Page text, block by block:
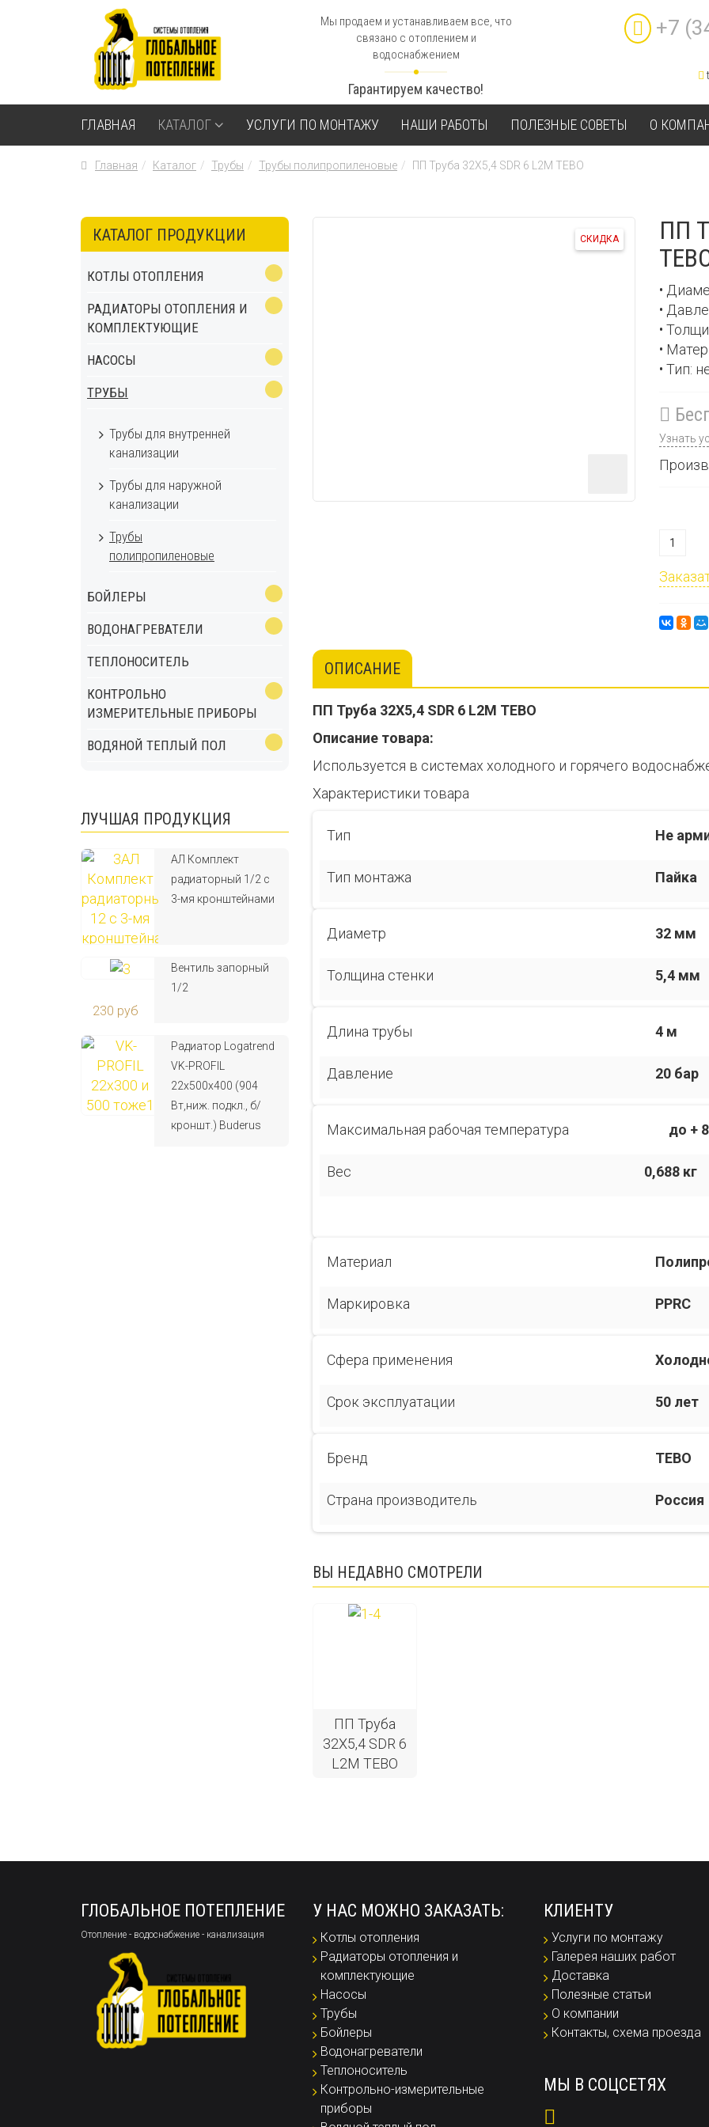
Мы продаем и устанавливаем все, что
связано с отоплением и
водоснабжением
Гарантируем качество!
+7
ГЛАВНАЯ КАТАЛОГ УСЛУГИ ПО МОНТАЖУ НАШИ РАБОТЫ ПОЛЕЗНЫЕ СОВЕТЫ О
Главная Каталог Трубы Трубы полипропиленовые ПП Труба 32Х5,4 SDR 6 L2М TEBO
СКИДКА
ПП
•
•
•
•
• Тип:
Узнать
ОПИСАНИЕ
ПП Труба 32Х5,4 SDR 6 L2М TEBO
Описание товара:
Используется в системах холодного и горячего
Характеристики товара
Тип Не
Тип монтажа Пайка
Диаметр 32 мм
Толщина стенки 5,4 мм
Длина трубы 4 м
Давление 20 бар
Максимальная рабочая температура до +
Вес 0,688 кг
Материал
Маркировка PPRC
Сфера применения
Срок эксплуатации 50 лет
Бренд TEBO
Страна производитель Россия
ВЫ НЕДАВНО СМОТРЕЛИ
ПП Труба
32Х5,4 SDR 6
L2М TEBO
КАТАЛОГ ПРОДУКЦИИ
КОТЛЫ ОТОПЛЕНИЯ
РАДИАТОРЫ ОТОПЛЕНИЯ И
КОМПЛЕКТУЮЩИЕ
НАСОСЫ
ТРУБЫ
Трубы для внутренней
канализации
Трубы для наружной
канализации
Трубы
полипропиленовые
БОЙЛЕРЫ
ВОДОНАГРЕВАТЕЛИ
ТЕПЛОНОСИТЕЛЬ
КОНТРОЛЬНО
ИЗМЕРИТЕЛЬНЫЕ ПРИБОРЫ
ВОДЯНОЙ ТЕПЛЫЙ ПОЛ
ЛУЧШАЯ ПРОДУКЦИЯ
АЛ Комплект
радиаторный 1/2 с
3-мя кронштейнами
Вентиль запорный
1/2
230 руб
Радиатор Logatrend
VK-PROFIL
22x500x400 (904
Вт,ниж. подкл., б/
кроншт.) Buderus
ГЛОБАЛЬНОЕ ПОТЕПЛЕНИЕ
Отопление - водоснабжение - канализация
У НАС МОЖНО ЗАКАЗАТЬ:
Котлы отопления
Радиаторы отопления и
комплектующие
Насосы
Трубы
Бойлеры
Водонагреватели
Теплоноситель
Контрольно-измерительные
приборы
КЛИЕНТУ
Услуги по монтажу
Галерея наших работ
Доставка
Полезные статьи
О компании
Контакты, схема проезда
МЫ В СОЦСЕТЯХ